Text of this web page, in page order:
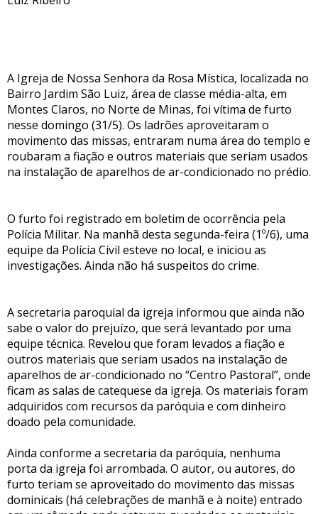
A Igreja de Nossa Senhora da Rosa Mística, localizada no
Bairro Jardim São Luiz, área de classe média-alta, em
Montes Claros, no Norte de Minas, foi vítima de furto
nesse domingo (31/5). Os ladrões aproveitaram o
movimento das missas, entraram numa área do templo e
roubaram a fiação e outros materiais que seriam usados
na instalação de aparelhos de ar-condicionado no prédio.
O furto foi registrado em boletim de ocorrência pela
Polícia Militar. Na manhã desta segunda-feira (1º/6), uma
equipe da Polícia Civil esteve no local, e iniciou as
investigações. Ainda não há suspeitos do crime.
A secretaria paroquial da igreja informou que ainda não
sabe o valor do prejuízo, que será levantado por uma
equipe técnica. Revelou que foram levados a fiação e
outros materiais que seriam usados na instalação de
aparelhos de ar-condicionado no “Centro Pastoral”, onde
ficam as salas de catequese da igreja. Os materiais foram
adquiridos com recursos da paróquia e com dinheiro
doado pela comunidade.
Ainda conforme a secretaria da paróquia, nenhuma
porta da igreja foi arrombada. O autor, ou autores, do
furto teriam se aproveitado do movimento das missas
dominicais (há celebrações de manhã e à noite) entrado